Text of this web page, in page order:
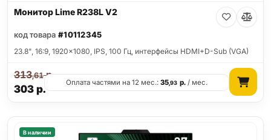
Монитор Lime R238L V2
код товара #10112345
23.8", 16:9, 1920x1080, IPS, 100 Гц, интерфейсы HDMI+D-Sub (VGA)
303р.
313,61р.
Оплата частями на 12 мес.:35,93 р./ мес.
В наличии